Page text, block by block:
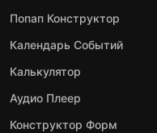
Попап Конструктор
Календарь Событий
Калькулятор
Аудио Плеер
Конструктор Форм